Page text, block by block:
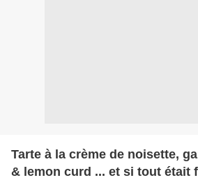
Tarte à la crème de noisette,
& lemon curd ... et si tout était